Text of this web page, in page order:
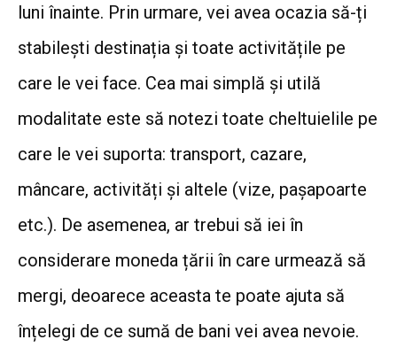
luni înainte. Prin urmare, vei avea ocazia să-ți
stabilești destinația și toate activitățile pe
care le vei face. Cea mai simplă și utilă
modalitate este să notezi toate cheltuielile pe
care le vei suporta: transport, cazare,
mâncare, activități și altele (vize, pașapoarte
etc.). De asemenea, ar trebui să iei în
considerare moneda țării în care urmează să
mergi, deoarece aceasta te poate ajuta să
înțelegi de ce sumă de bani vei avea nevoie.